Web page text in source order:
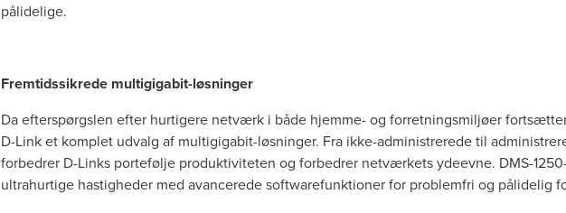
pålidelige.
Fremtidssikrede multigigabit-løsninger
Da efterspørgslen efter hurtigere netværk i både hjemme- og forretningsmiljøer
D-Link et komplet udvalg af multigigabit-løsninger. Fra ikke-administrerede til
forbedrer D-Links portefølje produktiviteten og forbedrer netværkets ydeevne. DMS-
ultrahurtige hastigheder med avancerede softwarefunktioner for problemfri og pålidelig